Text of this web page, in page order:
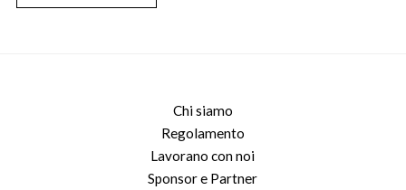
Chi siamo
Regolamento
Lavorano con noi
Sponsor e Partner